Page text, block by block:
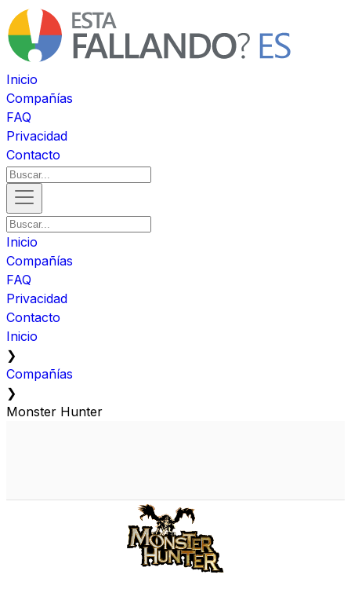
Inicio
Compañías
FAQ
Privacidad
Contacto
Inicio
Compañías
FAQ
Privacidad
Contacto
Inicio
❯
Compañías
❯
Monster Hunter